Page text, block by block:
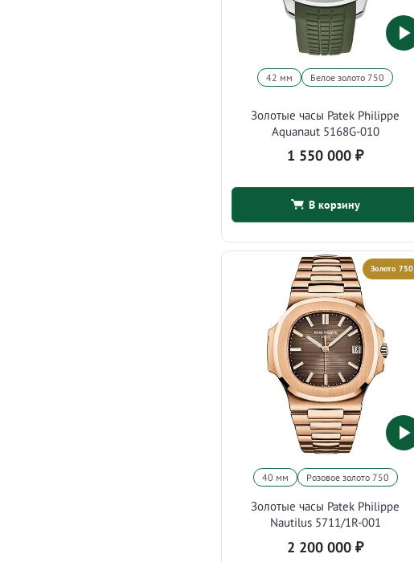
42 мм Белое золото 750
Золотые часы Patek Philippe
Aquanaut 5168G-010
1 550 000₽
В корзину
Золото 750
40 мм Розовое золото 750
Золотые часы Patek Philippe
Nautilus 5711/1R-001
2 200 000₽